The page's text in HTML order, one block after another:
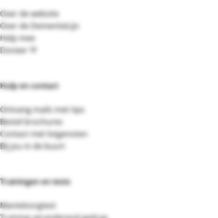
Over de website
Over de DementieLijn
Help mee
Doneer 💛
Hulp en contact
Ontvang mails met tips
Bestel brochures
Contact met lotgenoten
Bij jou in de buurt
Trainingen en tests
Mantelzorgtest